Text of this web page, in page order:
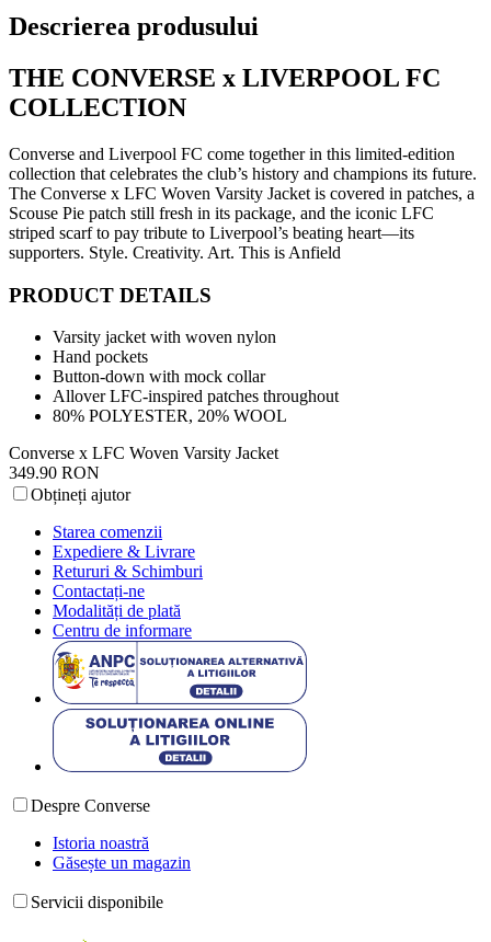
Descrierea produsului
THE CONVERSE x LIVERPOOL FC
COLLECTION
Converse and Liverpool FC come together in this limited-edition
collection that celebrates the club’s history and champions its future.
The Converse x LFC Woven Varsity Jacket is covered in patches, a
Scouse Pie patch still fresh in its package, and the iconic LFC
striped scarf to pay tribute to Liverpool’s beating heart—its
supporters. Style. Creativity. Art. This is Anfield
PRODUCT DETAILS
Varsity jacket with woven nylon
Hand pockets
Button-down with mock collar
Allover LFC-inspired patches throughout
80% POLYESTER, 20% WOOL
Converse x LFC Woven Varsity Jacket
349.90 RON
Obțineți ajutor
Starea comenzii
Expediere & Livrare
Retururi & Schimburi
Contactați-ne
Modalități de plată
Centru de informare
Despre Converse
Istoria noastră
Găsește un magazin
Servicii disponibile